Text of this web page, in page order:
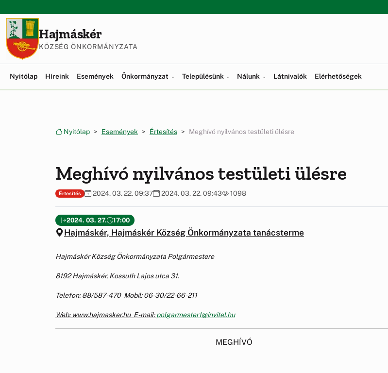
Hajmáskér
KÖZSÉG ÖNKORMÁNYZATA
Nyitólap Híreink Események Önkormányzat Településünk Nálunk Látnivalók Elérhetőségek
Nyitólap Események Értesítés Meghívó nyilvános testületi ülésre
Meghívó nyilvános testületi ülésre
Értesítés 2024. 03. 22. 09:37 2024. 03. 22. 09:43 1098
2024. 03. 27. 17:00
Hajmáskér, Hajmáskér Község Önkormányzata tanácsterme
Hajmáskér Község Önkormányzata Polgármestere
8192 Hajmáskér, Kossuth Lajos utca 31.
Telefon: 88/587-470 Mobil: 06-30/22-66-211
Web: www.hajmasker.hu E-mail:polgarmester1@invitel.hu
MEGHÍVÓ